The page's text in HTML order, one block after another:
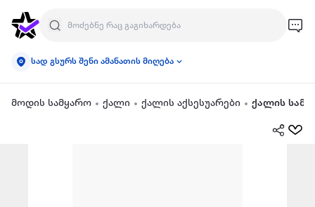
სად გსურს შენი ამანათის მიღება
მოდის სამყარო ქალი ქალის აქსესუარები ქალის